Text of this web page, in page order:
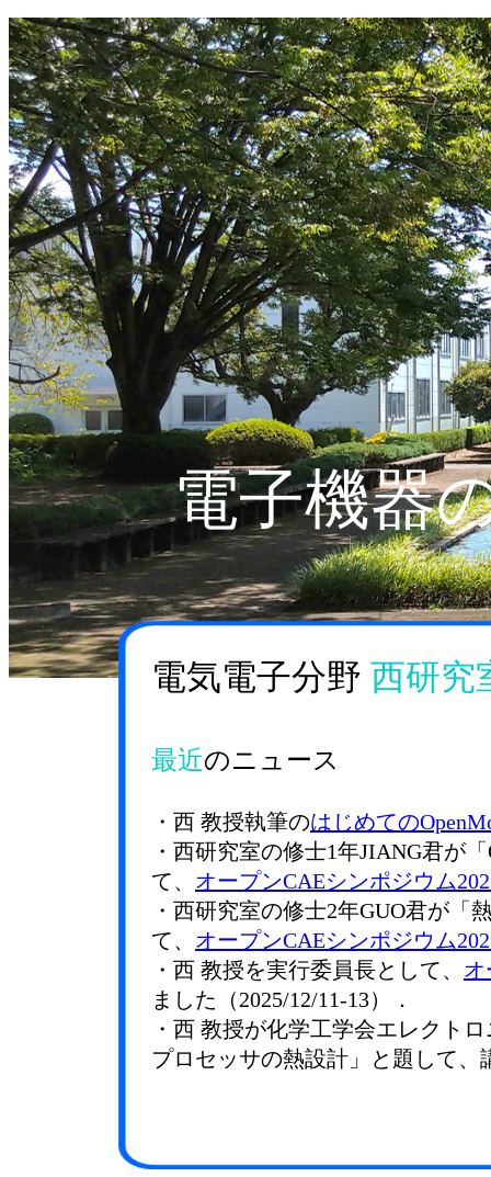
電子機器
電気電子分野 西研究
最近のニュース
・西 教授執筆のはじめての
・西研究室の修士1年JIANG君が
て、 オープンCAEシンポジウム
・西研究室の修士2年GUO君が「
て、 オープンCAEシンポジウム
・西 教授を実行委員長として、 オ
ました（2025/12/11-13）．
・西 教授が化学工学会エレクト
プロセッサの熱設計」と題して、